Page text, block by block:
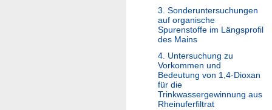
3. Sonderuntersuchungen
auf organische
Spurenstoffe im Längsprofil
des Mains
4. Untersuchung zu
Vorkommen und
Bedeutung von 1,4-Dioxan
für die
Trinkwassergewinnung aus
Rheinuferfiltrat